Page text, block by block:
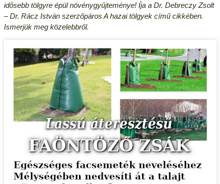
idősebb tölgyre épül növénygyűjteménye! Íja a Dr. Debreczy Zsolt
– Dr. Rácz István szerzőpáros A hazai tölgyek című cikkében.
Ismerjük meg közelebbről.